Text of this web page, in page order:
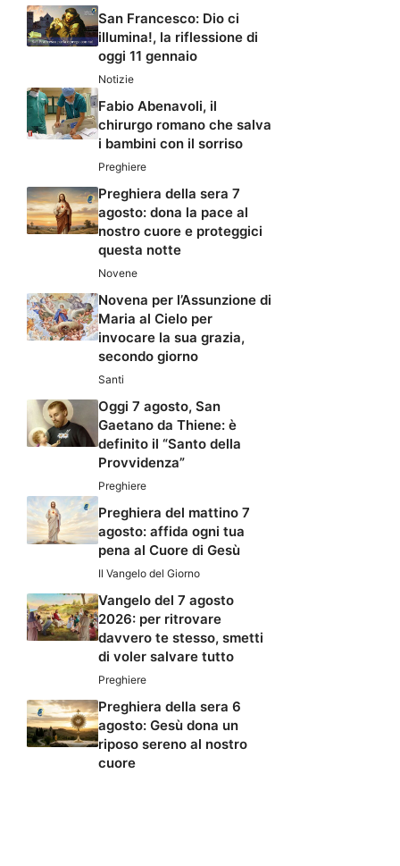
San Francesco: Dio ci
illumina!, la riflessione di
oggi 11 gennaio
Notizie
Fabio Abenavoli, il
chirurgo romano che salva
i bambini con il sorriso
Preghiere
Preghiera della sera 7
agosto: dona la pace al
nostro cuore e proteggici
questa notte
Novene
Novena per l’Assunzione di
Maria al Cielo per
invocare la sua grazia,
secondo giorno
Santi
Oggi 7 agosto, San
Gaetano da Thiene: è
definito il “Santo della
Provvidenza”
Preghiere
Preghiera del mattino 7
agosto: affida ogni tua
pena al Cuore di Gesù
Il Vangelo del Giorno
Vangelo del 7 agosto
2026: per ritrovare
davvero te stesso, smetti
di voler salvare tutto
Preghiere
Preghiera della sera 6
agosto: Gesù dona un
riposo sereno al nostro
cuore